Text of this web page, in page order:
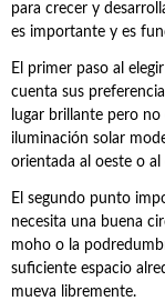
para crecer y
es importante y es
El primer paso al
cuenta sus
lugar brillante pero
iluminación solar
orientada al oeste o
El segundo punto
necesita una buena
moho o la
suficiente espacio
mueva libremente.